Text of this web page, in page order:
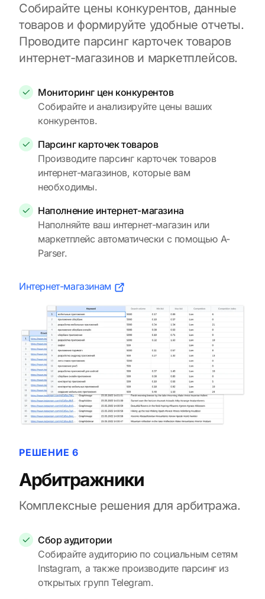
Собирайте цены конкурентов, данные
товаров и формируйте удобные отчеты.
Проводите парсинг карточек товаров
интернет-магазинов и маркетплейсов.
Мониторинг цен конкурентов
Собирайте и анализируйте цены ваших
конкурентов.
Парсинг карточек товаров
Производите парсинг карточек товаров
интернет-магазинов, которые вам
необходимы.
Наполнение интернет-магазина
Наполняйте ваш интернет-магазин или
маркетплейс автоматически с помощью A-
Parser.
Интернет-магазинам
РЕШЕНИЕ 6
Арбитражники
Комплексные решения для арбитража.
Сбор аудитории
Собирайте аудиторию по социальным сетям
Instagram, а также производите парсинг из
открытых групп Telegram.